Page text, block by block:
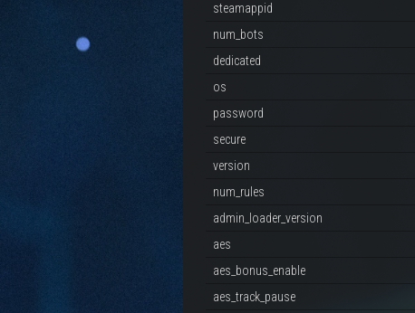
steamappid
num_bots
dedicated
os
password
secure
version
num_rules
admin_loader_version
aes
aes_bonus_enable
aes_track_pause